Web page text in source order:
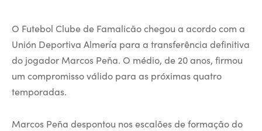
O Futebol Clube de Famalicão chegou a acordo com a
Unión Deportiva Almería para a transferência definitiva
do jogador Marcos Peña. O médio, de 20 anos, firmou
um compromisso válido para as próximas quatro
temporadas.
Marcos Peña despontou nos escalões de formação do